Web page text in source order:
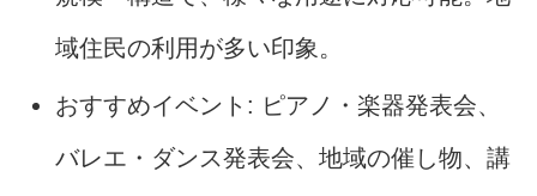
域住民の利用が多い印象。
おすすめイベント: ピアノ・楽器発表会、
バレエ・ダンス発表会、地域の催し物、講